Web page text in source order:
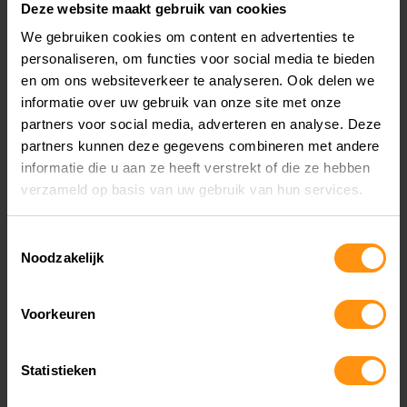
Deze website maakt gebruik van cookies
We gebruiken cookies om content en advertenties te
personaliseren, om functies voor social media te bieden
en om ons websiteverkeer te analyseren. Ook delen we
informatie over uw gebruik van onze site met onze
partners voor social media, adverteren en analyse. Deze
partners kunnen deze gegevens combineren met andere
informatie die u aan ze heeft verstrekt of die ze hebben
verzameld op basis van uw gebruik van hun services.
Noodzakelijk
Voorkeuren
Statistieken
Is de ACC SET O27 geschikt voor mijn motor of
scooter?
Ja, de ACC SET O27 is ontworpen voor gebruik
met een breed scala aan motoren en scooters.
De universele SAE-connectoren maken het
eenvoudig om de kabelset aan te sluiten op
verschillende modellen.
Kan ik de kabelset zelf installeren?
Ja, de ACC SET O27 is eenvoudig te installeren. Je
hebt geen speciale gereedschappen nodig en de
duidelijke instructies maken het gemakkelijk om